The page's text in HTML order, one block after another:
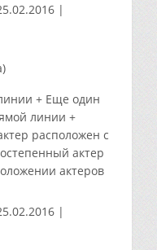
|
+ Еще один
линии +
расположен с
актер
актеров
|